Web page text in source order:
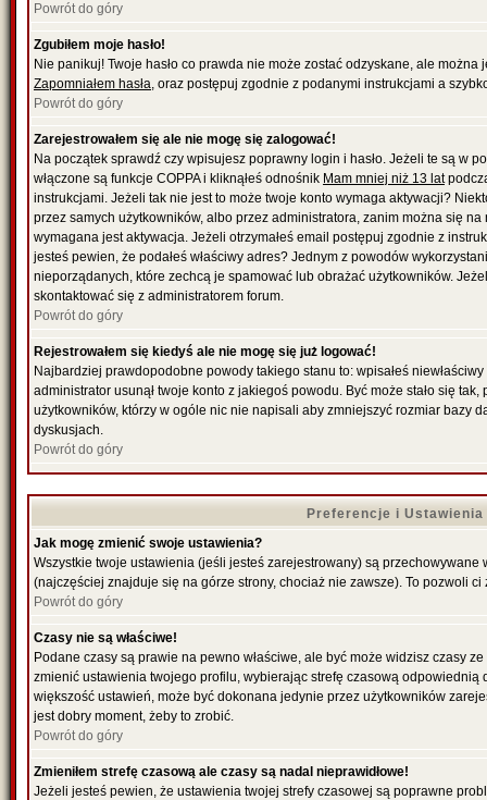
Powrót do góry
Zgubiłem moje hasło!
Nie panikuj! Twoje hasło co prawda nie może zostać odzyskane, ale
Zapomniałem hasła, oraz postępuj zgodnie z podanymi instrukcjami a
Powrót do góry
Zarejestrowałem się ale nie mogę się zalogować!
Na początek sprawdź czy wpisujesz poprawny login i hasło. Jeżeli te są w
włączone są funkcje COPPA i kliknąłeś odnośnik Mam mniej niż 13 lat
instrukcjami. Jeżeli tak nie jest to może twoje konto wymaga aktywacji?
przez samych użytkowników, albo przez administratora, zanim można się
wymagana jest aktywacja. Jeżeli otrzymałeś email postępuj zgodnie z
jesteś pewien, że podałeś właściwy adres? Jednym z powodów
nieporządanych, które zechcą je spamować lub obrażać użytkowników.
skontaktować się z administratorem forum.
Powrót do góry
Rejestrowałem się kiedyś ale nie mogę się już logować!
Najbardziej prawdopodobne powody takiego stanu to: wpisałeś
administrator usunął twoje konto z jakiegoś powodu. Być może stało się
użytkowników, którzy w ogóle nic nie napisali aby zmniejszyć rozmiar bazy
dyskusjach.
Powrót do góry
Preferencje i
Jak mogę zmienić swoje ustawienia?
Wszystkie twoje ustawienia (jeśli jesteś zarejestrowany) są
(najczęściej znajduje się na górze strony, chociaż nie zawsze). To pozwoli
Powrót do góry
Czasy nie są właściwe!
Podane czasy są prawie na pewno właściwe, ale być może widzisz czasy
zmienić ustawienia twojego profilu, wybierając strefę czasową
większość ustawień, może być dokonana jedynie przez użytkowników
jest dobry moment, żeby to zrobić.
Powrót do góry
Zmieniłem strefę czasową ale czasy są nadal nieprawidłowe!
Jeżeli jesteś pewien, że ustawienia twojej strefy czasowej są poprawne